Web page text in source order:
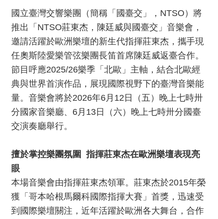
新
消
息
音
樂
會
演
奏
園
區
推
廣
國立臺灣交響樂團（簡稱「國臺交」，NTSO）將
推出「NTSO莊東杰，陳廷威與國臺交」音樂會，
邀請活躍於歐洲樂壇的新生代指揮莊東杰，攜手現
任奧斯陸愛樂管弦樂團長笛首席陳廷威返臺合作。
節目呼應2025/26樂季「北歐」主軸，結合北歐經
典與世界首演作品，展現國際視野下的臺灣音樂能
量。音樂會將於2026年6月12日（五）晚上七時卅
分國家音樂廳、6月13日（六）晚上七時卅分國臺
交演奏廳舉行。
擅於掌控樂團氛圍 指揮莊東杰在歐洲樂壇表現亮
眼
本場音樂會由指揮莊東杰領軍。莊東杰於2015年榮
獲「哥本哈根馬爾科國際指揮大賽」首獎，迅速受
到國際樂壇關注，近年活躍於歐洲各大舞台，合作